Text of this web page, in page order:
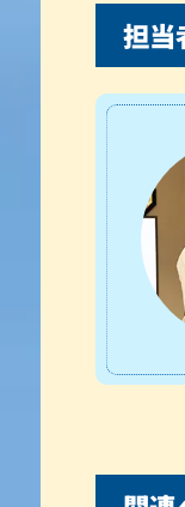
担当